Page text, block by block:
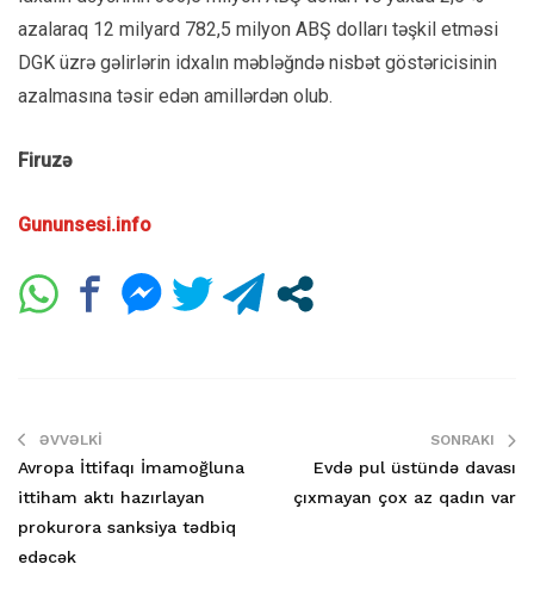
azalaraq 12 milyard 782,5 milyon ABŞ dolları təşkil etməsi
DGK üzrə gəlirlərin idxalın məbləğndə nisbət göstəricisinin
azalmasına təsir edən amillərdən olub.
Firuzə
Gununsesi.info
ƏVVƏLKI
Avropa İttifaqı İmamoğluna
ittiham aktı hazırlayan
prokurora sanksiya tədbiq
edəcək
SONRAKI
Evdə pul üstündə davası
çıxmayan çox az qadın var